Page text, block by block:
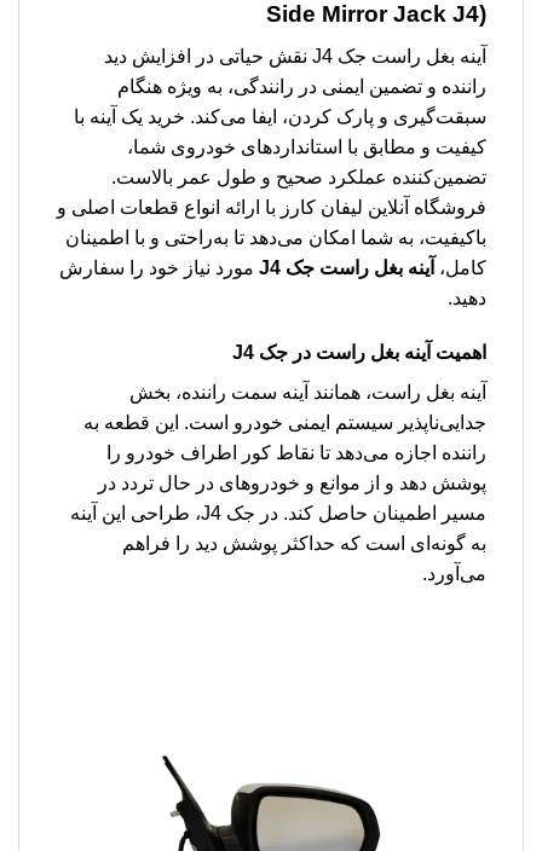
Side Mirror Jack J4)
آینه بغل راست جک J4 نقش حیاتی در افزایش دید
راننده و تضمین ایمنی در رانندگی، به ویژه هنگام
سبقت‌گیری و پارک کردن، ایفا می‌کند. خرید یک آینه با
کیفیت و مطابق با استانداردهای خودروی شما،
تضمین‌کننده عملکرد صحیح و طول عمر بالاست.
فروشگاه آنلاین لیفان کارز با ارائه انواع قطعات اصلی و
باکیفیت، به شما امکان می‌دهد تا به‌راحتی و با اطمینان
کامل، آینه بغل راست جک J4
مورد نیاز خود را سفارش
دهید.
اهمیت آینه بغل راست در جک J4
آینه بغل راست، همانند آینه سمت راننده، بخش
جدایی‌ناپذیر سیستم ایمنی خودرو است. این قطعه به
راننده اجازه می‌دهد تا نقاط کور اطراف خودرو را
پوشش دهد و از موانع و خودروهای در حال تردد در
مسیر اطمینان حاصل کند. در جک J4، طراحی این آینه
به گونه‌ای است که حداکثر پوشش دید را فراهم
می‌آورد.